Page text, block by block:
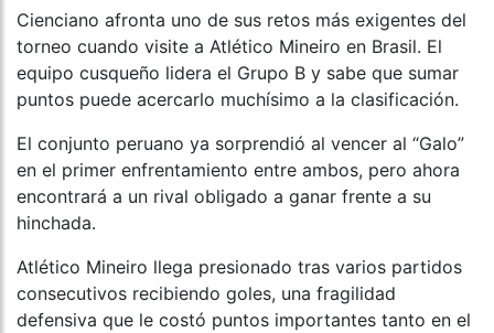
Cienciano afronta uno de sus retos más exigentes del
torneo cuando visite a Atlético Mineiro en Brasil. El
equipo cusqueño lidera el Grupo B y sabe que sumar
puntos puede acercarlo muchísimo a la clasificación.
El conjunto peruano ya sorprendió al vencer al “Galo”
en el primer enfrentamiento entre ambos, pero ahora
encontrará a un rival obligado a ganar frente a su
hinchada.
Atlético Mineiro llega presionado tras varios partidos
consecutivos recibiendo goles, una fragilidad
defensiva que le costó puntos importantes tanto en el